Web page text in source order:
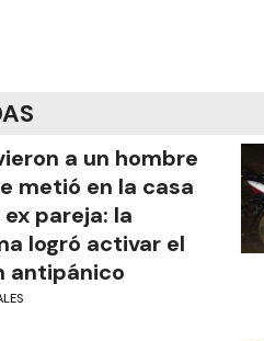
a un hombre
metió en la casa
pareja: la
logró activar el
antipánico